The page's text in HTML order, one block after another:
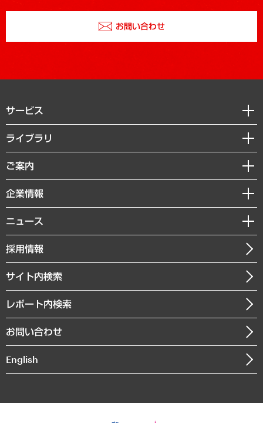
お問い合わせ
サービス
経営戦略
組織・人事戦略
デジタルイノベーション
共生・ダイバーシティ
GRC（ガバナンス・リスク・コンプライアンス）・防災（政策）
経済・産業・雇用・労働
まちづくり・観光・交通・スポーツ・スマートシティ
自然資源・農林水産業・食料システム
ライブラリ
経済調査
レポート
コラム
経営用語集
受託・受注実績（官公庁関連）
メディア掲載・出演
ご案内
セミナー・イベント情報
MUFGビジネスセミナー
受託案件情報
企業情報
私たちの想い
社長メッセージ
会社概要
沿革
組織図・本部部室紹介
インドネシア現地法人
個人情報保護方針
ニュース
ニュースリリース
お知らせ
採用情報
サイト内検索
レポート内検索
お問い合わせ
English